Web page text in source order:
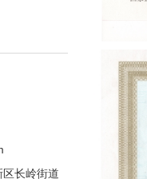
长岭街道